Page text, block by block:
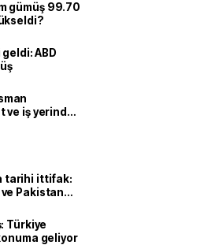
gümüş 99.70
ABD
ve iş yerinde
tarihi ittifak:
Pakistan
Türkiye
geliyor